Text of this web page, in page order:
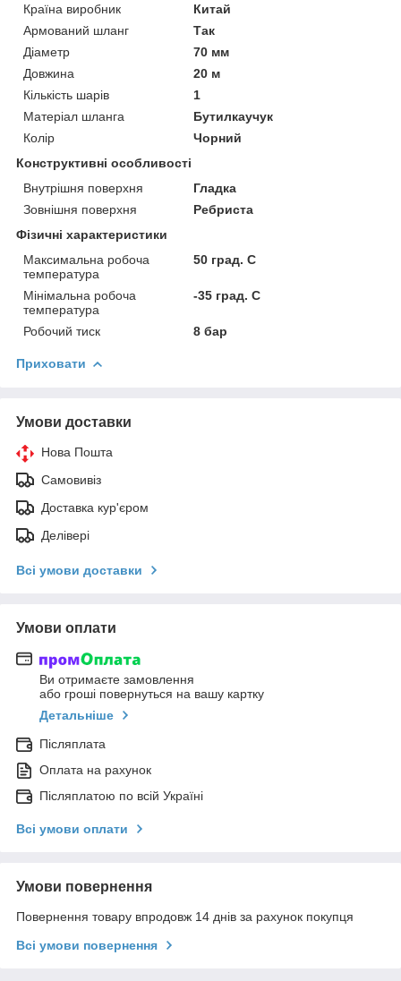
Країна виробник
Китай
Армований шланг
Так
Діаметр
70 мм
Довжина
20 м
Кількість шарів
1
Матеріал шланга
Бутилкаучук
Колір
Чорний
Конструктивні особливості
Внутрішня поверхня
Гладка
Зовнішня поверхня
Ребриста
Фізичні характеристики
Максимальна робоча
температура
50 град. C
Мінімальна робоча
температура
-35 град. C
Робочий тиск 8 бар
Приховати
Умови доставки
Нова Пошта
Самовивіз
Доставка кур'єром
Делівері
Всі умови доставки
Умови оплати
Ви отримаєте замовлення
або гроші повернуться на вашу картку
Детальніше
Післяплата
Оплата на рахунок
Післяплатою по всій Україні
Всі умови оплати
Умови повернення
Повернення товару впродовж 14 днів за рахунок покупця
Всі умови повернення